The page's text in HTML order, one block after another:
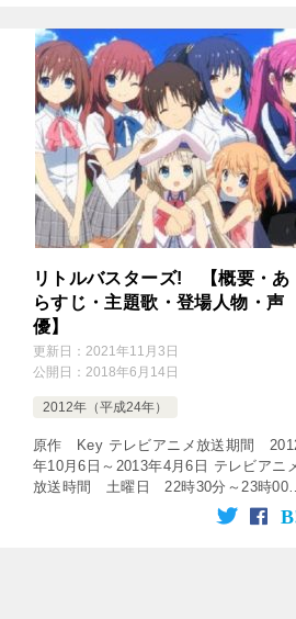
リトルバスターズ! 【概要・あ
らすじ・主題歌・登場人物・声
優】
更新日： 2021年11月3日
公開日： 2018年6月14日
2012年（平成24年）
原作 Key テレビアニメ放送期間
年10月6日～2013年4月6日 テレビアニ
放送時間 土曜日 22時30分～23時00
放送局 独立UHF局 話数 全26話